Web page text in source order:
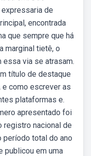
de
encontrada
que sempre que há
marginal tietê, o
via se atrasam.
título de destaque
e como escrever as
plataformas e.
apresentado foi
registro nacional de
período total do ano
publicou em uma